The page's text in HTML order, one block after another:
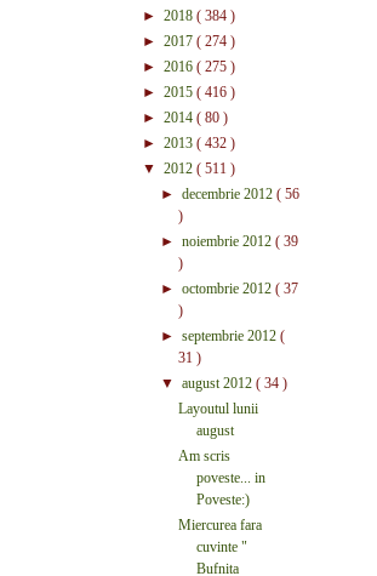
► 2018 ( 384 )
► 2017 ( 274 )
► 2016 ( 275 )
► 2015 ( 416 )
► 2014 ( 80 )
► 2013 ( 432 )
▼ 2012 ( 511 )
► decembrie 2012 ( 56
)
► noiembrie 2012 ( 39
)
► octombrie 2012 ( 37
)
► septembrie 2012 (
31 )
▼ august 2012 ( 34 )
Layoutul lunii
august
Am scris
poveste... in
Poveste:)
Miercurea fara
cuvinte "
Bufnita